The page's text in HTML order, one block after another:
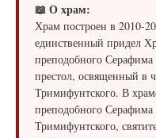
📖 О храм:
Храм построен в 2010-
единственный придел
преподобного Серафима
престол, освященный в
Тримифунтского. В
преподобного Серафима
Тримифунтского,